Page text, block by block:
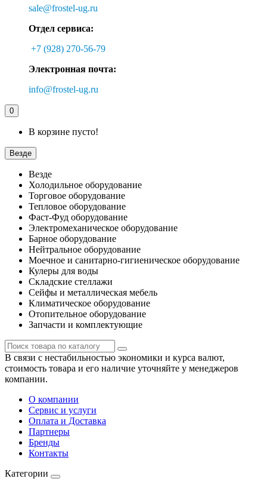
sale@frostel-ug.ru
Отдел сервиса:
+7 (928) 270-56-79
Электронная почта:
info@frostel-ug.ru
0
В корзине пусто!
Везде
Везде
Холодильное оборудование
Торговое оборудование
Тепловое оборудование
Фаст-Фуд оборудование
Электромеханическое оборудование
Барное оборудование
Нейтральное оборудование
Моечное и санитарно-гигиеническое оборудование
Кулеры для воды
Складские стеллажи
Сейфы и металлическая мебель
Климатическое оборудование
Отопительное оборудование
Запчасти и комплектующие
В связи с нестабильностью экономики и курса валют,
стоимость товара и его наличие уточняйте у менеджеров
компании.
О компании
Сервис и услуги
Оплата и Доставка
Партнеры
Бренды
Контакты
Категории